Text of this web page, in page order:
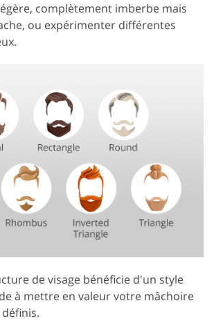
complètement imberbe mais
ou expérimenter différentes
de visage bénéficie d'un style
à mettre en valeur votre mâchoire